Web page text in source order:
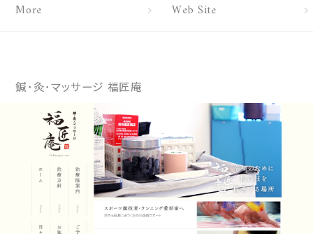
More Web Site
鍼･灸･マッサージ 福匠庵